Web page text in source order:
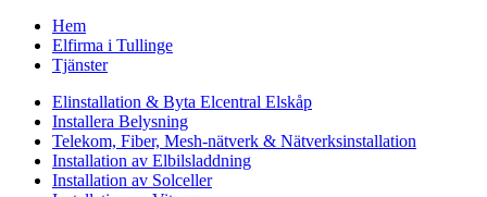
Hem
Elfirma i Tullinge
Tjänster
Elinstallation & Byta Elcentral Elskåp
Installera Belysning
Telekom, Fiber, Mesh-nätverk & Nätverksinstallation
Installation av Elbilsladdning
Installation av Solceller